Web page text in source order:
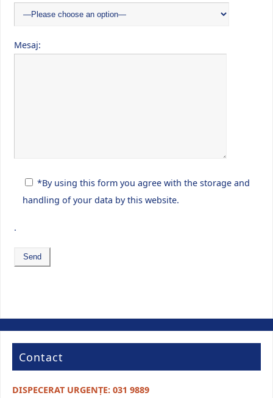
Mesaj:
*By using this form you agree with the storage and
handling of your data by this website.
.
Contact
DISPECERAT URGENȚE: 031 9889